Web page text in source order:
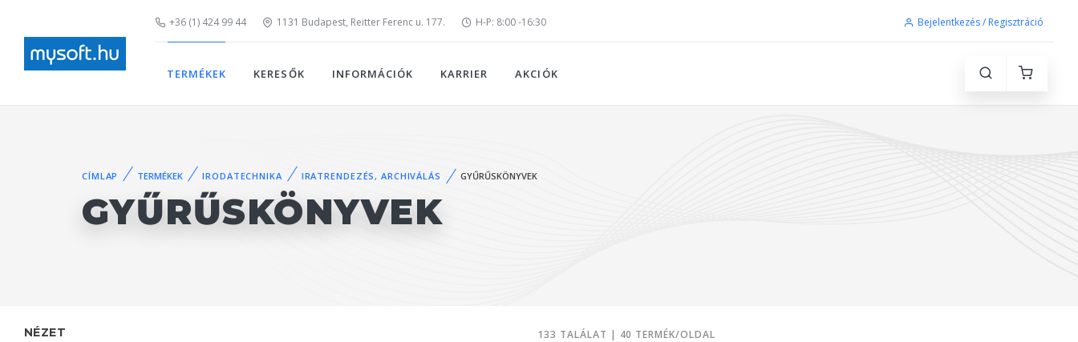
+36 (1) 424 99 44 1131 Budapest, Reitter Ferenc u. 177. H-P: 8:00 -16:30 Bejelentkezés / Regisztráció
TERMÉKEK KERESŐK INFORMÁCIÓK KARRIER AKCIÓK
CÍMLAP TERMÉKEK IRODATECHNIKA IRATRENDEZÉS, ARCHIVÁLÁS GYŰRŰSKÖNYVEK
GYŰRŰSKÖNYVEK
NÉZET 133 TALÁLAT | 40 TERMÉK/OLDAL